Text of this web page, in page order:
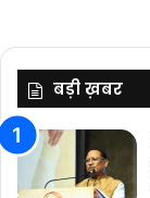
बड़ी ख़बर